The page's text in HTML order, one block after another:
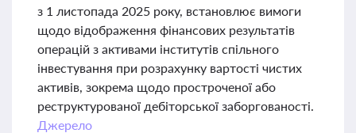
з 1 листопада 2025 року, встановлює вимоги
щодо відображення фінансових результатів
операцій з активами інститутів спільного
інвестування при розрахунку вартості чистих
активів, зокрема щодо простроченої або
реструктурованої дебіторської заборгованості.
Джерело